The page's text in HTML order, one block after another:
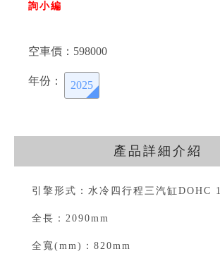
詢小編
空車價： 598000
年份： 2025
產品詳細介紹
引擎形式：水冷四行程三汽缸DOHC
全長：2090mm⁣
全寬(mm)：820mm⁣